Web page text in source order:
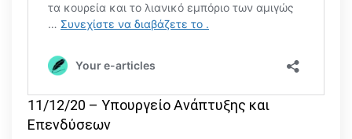
11/12/20 – Υπουργείο Ανάπτυξης και
Επενδύσεων